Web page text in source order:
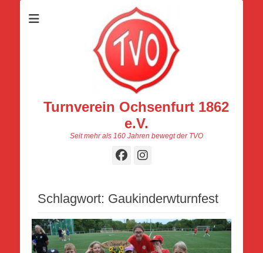
Turnverein Ochsenfurt 1862
e.V.
Seit mehr als 160 Jahren bewegt der TVO
Facebook
Instagram
Schlagwort: Gaukinderwturnfest